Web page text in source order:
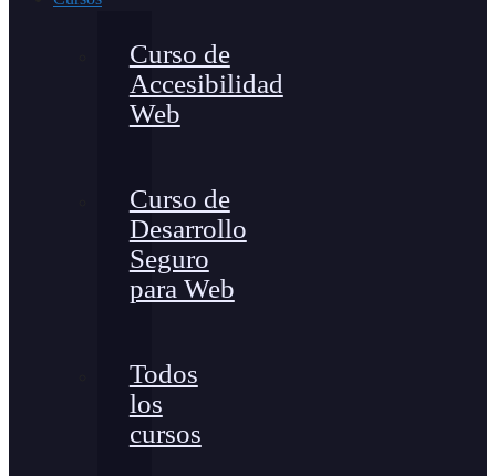
Curso de
Accesibilidad
Web
Curso de
Desarrollo
Seguro
para Web
Todos
los
cursos